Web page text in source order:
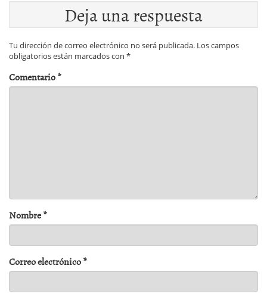
Deja una respuesta
Tu dirección de correo electrónico no será publicada. Los campos
obligatorios están marcados con *
Comentario*
Nombre*
Correo electrónico*